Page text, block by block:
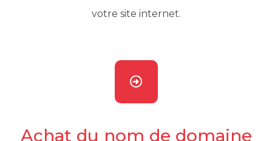
votre site internet.
Achat du nom de domaine